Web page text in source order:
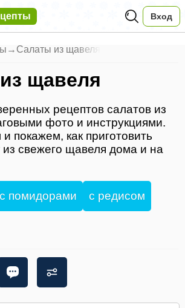
Вход
→ Салаты из щавеля
щавеля
рецептов салатов из
фото и инструкциями.
покажем, как приготовить
из свежего щавеля дома и на
с помидорами с редисом